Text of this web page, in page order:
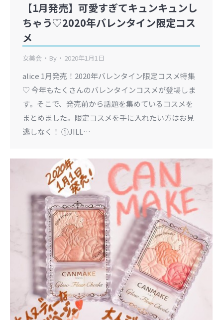
【1月発売】可愛すぎてキュンキュンし
ちゃう♡2020年バレンタイン限定コス
メ
女美会 By 2020年1月1日
alice 1月発売！2020年バレンタイン限定コスメ特集
♡ 今年もたくさんのバレンタインコスメが登場しま
す。そこで、発売前から話題を集めているコスメを
まとめました。限定コスメを手に入れたい方はお見
逃しなく！ ①JILL…